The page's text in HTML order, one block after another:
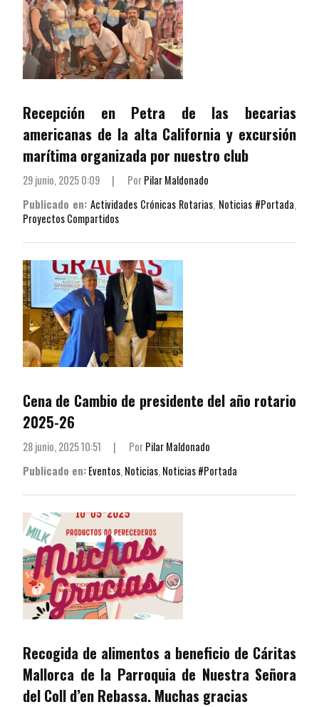
Recepción en Petra de las becarias
americanas de la alta California y excursión
marítima organizada por nuestro club
29 junio, 2025 0:09 | PorPilar Maldonado
Publicado en: Actividades Crónicas Rotarias, Noticias #Portada,
Proyectos Compartidos
Cena de Cambio de presidente del año rotario
2025-26
28 junio, 2025 10:51 | PorPilar Maldonado
Publicado en:Eventos, Noticias, Noticias #Portada
Recogida de alimentos a beneficio de Cáritas
Mallorca de la Parroquia de Nuestra Señora
del Coll d’en Rebassa. Muchas gracias